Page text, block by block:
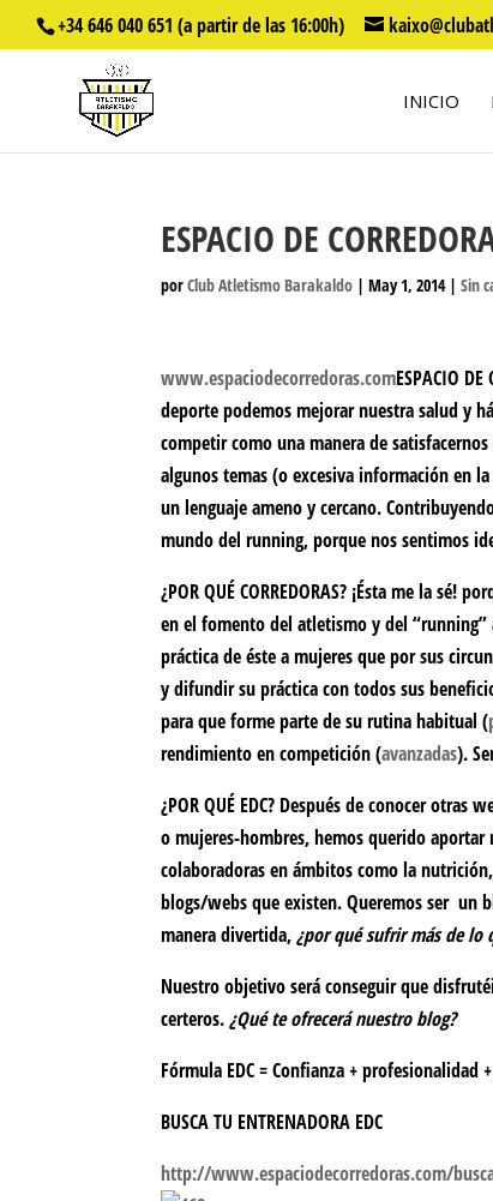
+34 646 040 651 (a partir de las 16:00h)
INICIO
ESPACIO DE
porClub Atletismo Barakaldo |May 1, 2014|Sin
www.espaciodecorredoras.comESPACIO DE
deporte podemos mejorar nuestra salud y
competir como una manera de
algunos temas (o excesiva información en
unlenguaje amenoycercano.
mundo del running, porque nos sentimos
¿POR QUÉ CORREDORAS? ¡Ésta me la sé!
en el fomento del atletismo y del “running”
práctica de éste a mujeres que por sus
ydifundirsu práctica con todos sus
para que forme parte de su rutina habitual (
rendimiento en competición (avanzadas).
¿POR QUÉ EDC? Después de conocer otras
o mujeres-hombres, hemos querido aportar
colaboradorasen ámbitos como la
blogs/webs que existen. Queremos ser un
maneradivertida,¿por qué sufrir más de lo
Nuestro objetivo será conseguir que
certeros.¿Qué te ofrecerá nuestro blog?
Fórmula EDC = Confianza +
BUSCA TU ENTRENADORA EDC
http://www.espaciodecorredoras.com/